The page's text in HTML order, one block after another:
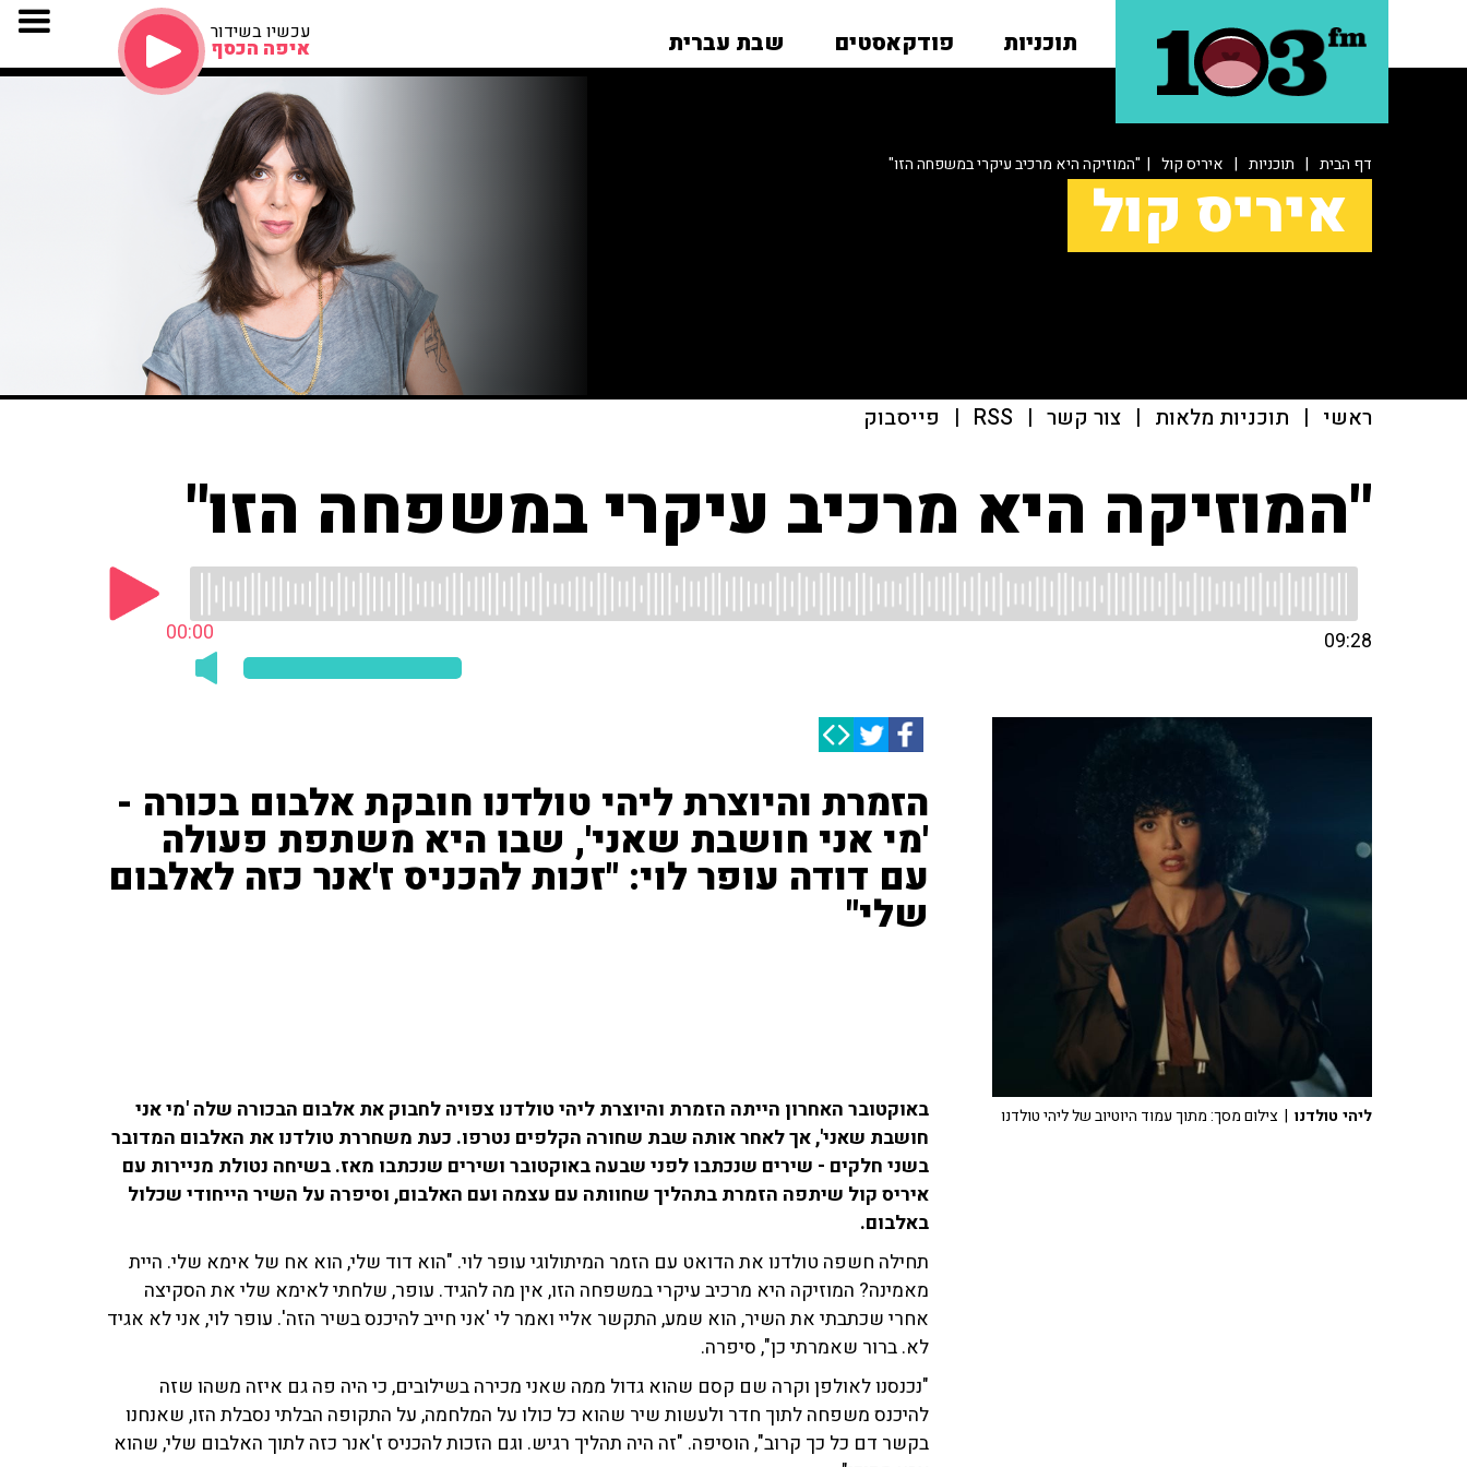
תוכניות פודקאסטים שבת עברית עכשיו בשידור
איפה הכסף
דף הבית | תוכניות | איריס קול | "המוזיקה היא מרכיב עיקרי במשפחה הזו"
איריס קול
ראשי | תוכניות מלאות | צור קשר |
RSS
| פייסבוק
"המוזיקה היא מרכיב עיקרי במשפחה הזו"
00:00 09:28
הזמרת והיוצרת ליהי טולדנו חובקת אלבום בכורה -
'מי אני חושבת שאני', שבו היא משתפת פעולה
עם דודה עופר לוי: "זכות להכניס ז'אנר כזה לאלבום
שלי"
באוקטובר האחרון הייתה הזמרת והיוצרת ליהי טולדנו צפויה לחבוק את אלבום הבכורה שלה 'מי אני
חושבת שאני', אך לאחר אותה שבת שחורה הקלפים נטרפו. כעת משחררת טולדנו את האלבום המדובר
בשני חלקים - שירים שנכתבו לפני שבעה באוקטובר ושירים שנכתבו מאז. בשיחה נטולת מניירות עם
איריס קול שיתפה הזמרת בתהליך שחוותה עם עצמה ועם האלבום, וסיפרה על השיר הייחודי שכלול
באלבום.
תחילה חשפה טולדנו את הדואט עם הזמר המיתולוגי עופר לוי. "הוא דוד שלי, הוא אח של אימא שלי. היית
מאמינה? המוזיקה היא מרכיב עיקרי במשפחה הזו, אין מה להגיד. עופר, שלחתי לאימא שלי את הסקיצה
אחרי שכתבתי את השיר, הוא שמע, התקשר אליי ואמר לי 'אני חייב להיכנס בשיר הזה'. עופר לוי, אני לא אגיד
לא. ברור שאמרתי כן", סיפרה.
"נכנסנו לאולפן וקרה שם קסם שהוא גדול ממה שאני מכירה בשילובים, כי היה פה גם איזה משהו שזה
להיכנס משפחה לתוך חדר ולעשות שיר שהוא כל כולו על המלחמה, על התקופה הבלתי נסבלת הזו, שאנחנו
בקשר דם כל כך קרוב", הוסיפה. "זה היה תהליך רגיש. וגם הזכות להכניס ז'אנר כזה לתוך האלבום שלי, שהוא
ליהי טולדנו | צילום מסך: מתוך עמוד היוטיוב של ליהי טולדנו